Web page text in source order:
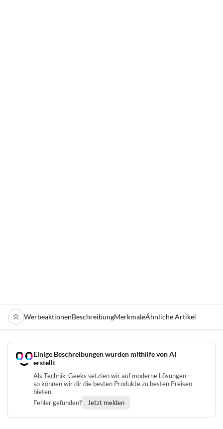
WerbeaktionenBeschreibungMerkmaleÄhnliche Artikel
Einige Beschreibungen wurden mithilfe von AI
erstellt
Als Technik-Geeks setzten wir auf moderne Lösungen -
so können wir dir die besten Produkte zu besten Preisen
bieten.
Fehler gefunden?
Jetzt melden